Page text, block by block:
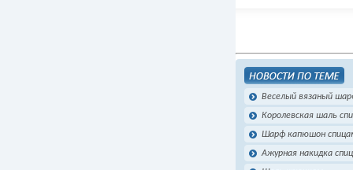
Веселый вязаный
Королевская шаль
Шарф капюшон
Ажурная накидка